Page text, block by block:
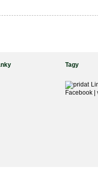
Tagy
Facebook |